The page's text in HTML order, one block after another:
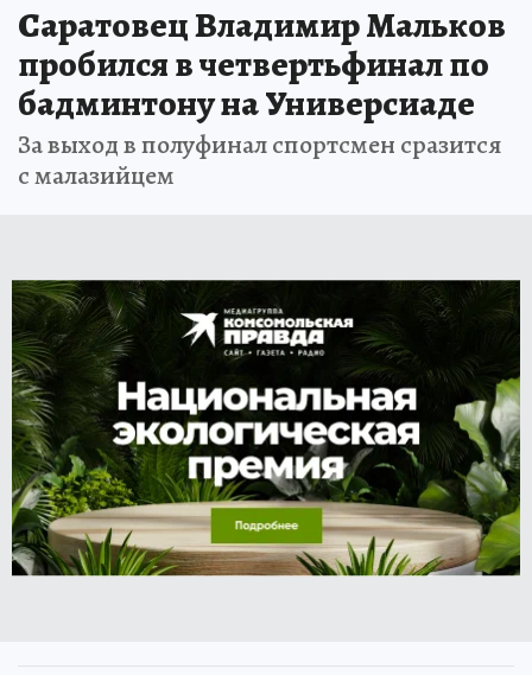
Саратовец Владимир Мальков
пробился в четвертьфинал по
бадминтону на Универсиаде
За выход в полуфинал спортсмен сразится
с малазийцем